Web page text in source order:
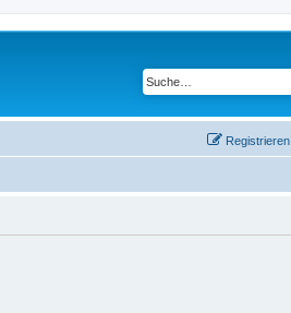
Registrieren